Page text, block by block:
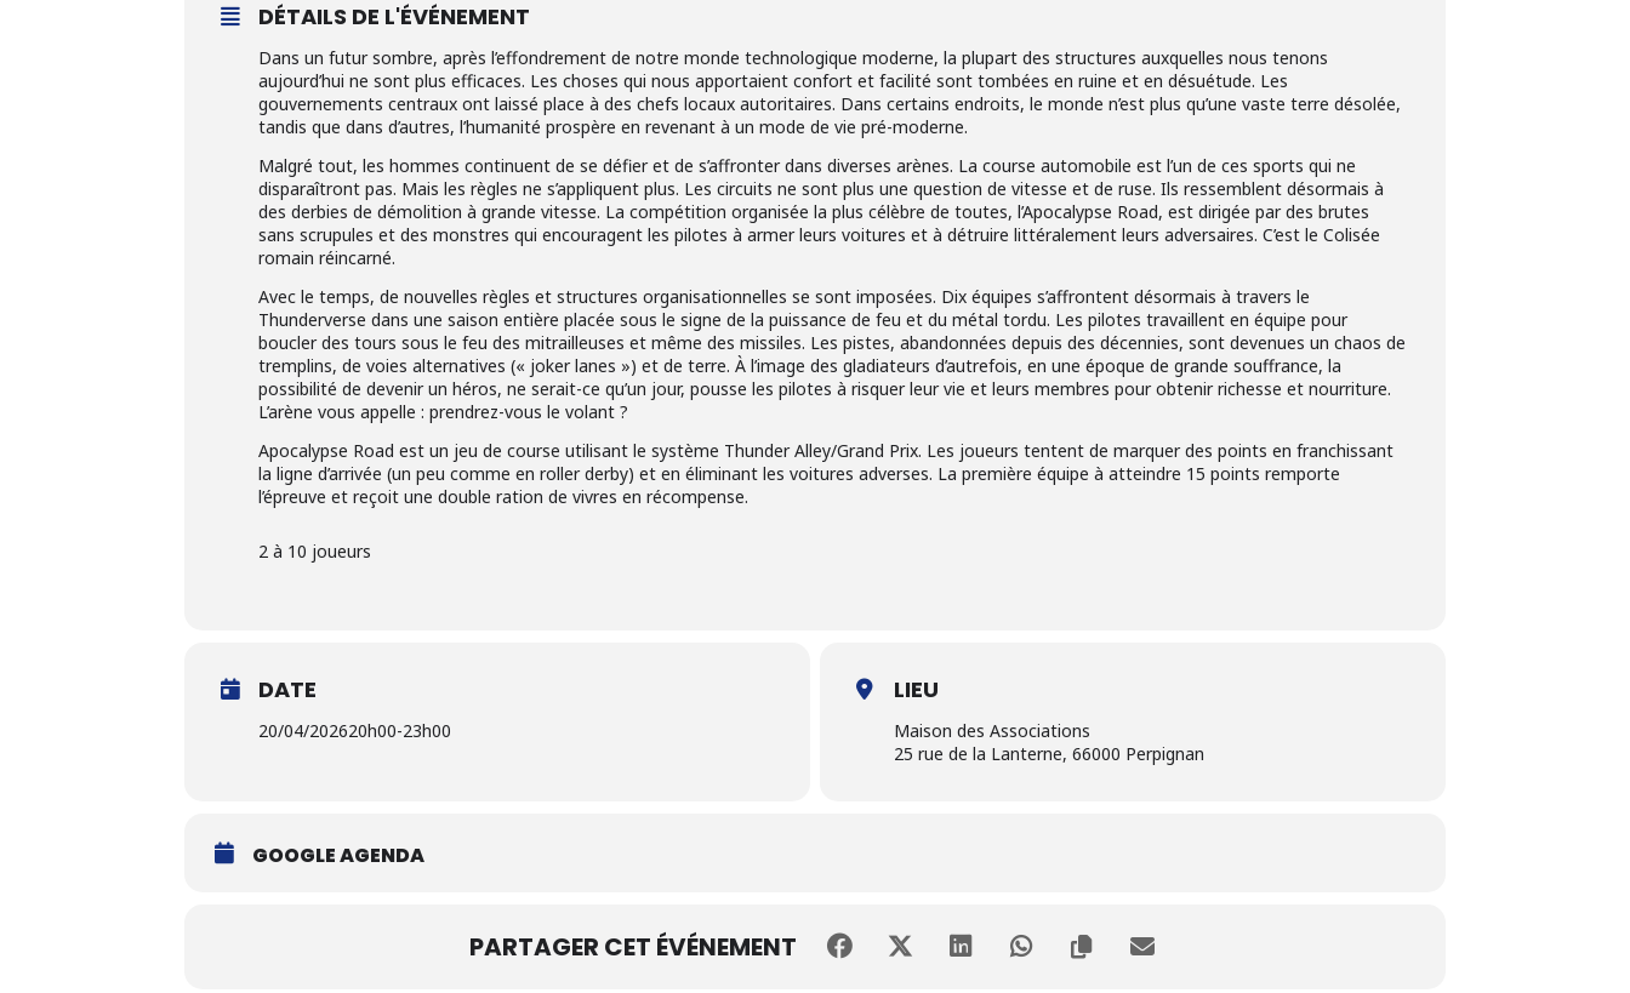
DÉTAILS DE L'ÉVÉNEMENT
Dans un futur sombre, après l’effondrement de notre monde technologique moderne, la plupart des structures auxquelles nous tenons
aujourd’hui ne sont plus efficaces. Les choses qui nous apportaient confort et facilité sont tombées en ruine et en désuétude. Les
gouvernements centraux ont laissé place à des chefs locaux autoritaires. Dans certains endroits, le monde n’est plus qu’une vaste terre désolée,
tandis que dans d’autres, l’humanité prospère en revenant à un mode de vie pré-moderne.
Malgré tout, les hommes continuent de se défier et de s’affronter dans diverses arènes. La course automobile est l’un de ces sports qui ne
disparaîtront pas. Mais les règles ne s’appliquent plus. Les circuits ne sont plus une question de vitesse et de ruse. Ils ressemblent désormais à
des derbies de démolition à grande vitesse. La compétition organisée la plus célèbre de toutes, l’Apocalypse Road, est dirigée par des brutes
sans scrupules et des monstres qui encouragent les pilotes à armer leurs voitures et à détruire littéralement leurs adversaires. C’est le Colisée
romain réincarné.
Avec le temps, de nouvelles règles et structures organisationnelles se sont imposées. Dix équipes s’affrontent désormais à travers le
Thunderverse dans une saison entière placée sous le signe de la puissance de feu et du métal tordu. Les pilotes travaillent en équipe pour
boucler des tours sous le feu des mitrailleuses et même des missiles. Les pistes, abandonnées depuis des décennies, sont devenues un chaos de
tremplins, de voies alternatives (« joker lanes ») et de terre. À l’image des gladiateurs d’autrefois, en une époque de grande souffrance, la
possibilité de devenir un héros, ne serait-ce qu’un jour, pousse les pilotes à risquer leur vie et leurs membres pour obtenir richesse et nourriture.
L’arène vous appelle : prendrez-vous le volant ?
Apocalypse Road est un jeu de course utilisant le système Thunder Alley/Grand Prix. Les joueurs tentent de marquer des points en franchissant
la ligne d’arrivée (un peu comme en roller derby) et en éliminant les voitures adverses. La première équipe à atteindre 15 points remporte
l’épreuve et reçoit une double ration de vivres en récompense.
2 à 10 joueurs
DATE
20/04/202620h00-23h00
LIEU
Maison des Associations
25 rue de la Lanterne, 66000 Perpignan
GOOGLE AGENDA
PARTAGER CET ÉVÉNEMENT